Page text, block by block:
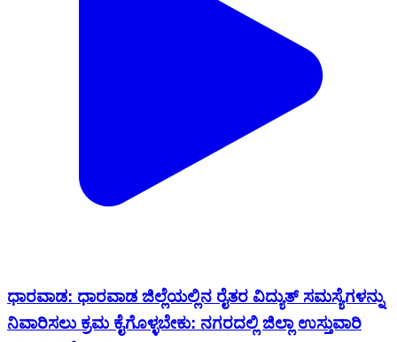
ಧಾರವಾಡ: ಧಾರವಾಡ ಜಿಲ್ಲೆಯಲ್ಲಿನ ರೈತರ ವಿದ್ಯುತ್ ಸಮಸ್ಯೆಗಳನ್ನು
ನಿವಾರಿಸಲು ಕ್ರಮ ಕೈಗೊಳ್ಳಬೇಕು: ನಗರದಲ್ಲಿ ಜಿಲ್ಲಾ ಉಸ್ತುವಾರಿ